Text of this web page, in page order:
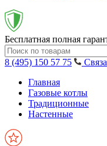
Бесплатная полная
8 (495) 150 57 75
Главная
Газовые котлы
Традиционные
Настенные